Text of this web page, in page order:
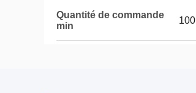
Quantité de commande
min
100